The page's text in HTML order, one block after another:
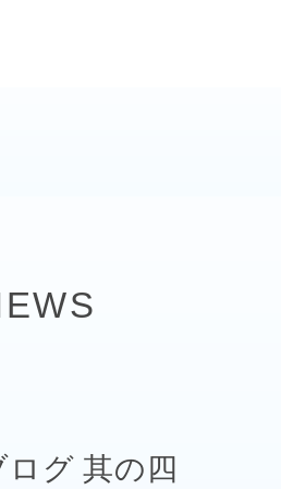
ログ 其の四